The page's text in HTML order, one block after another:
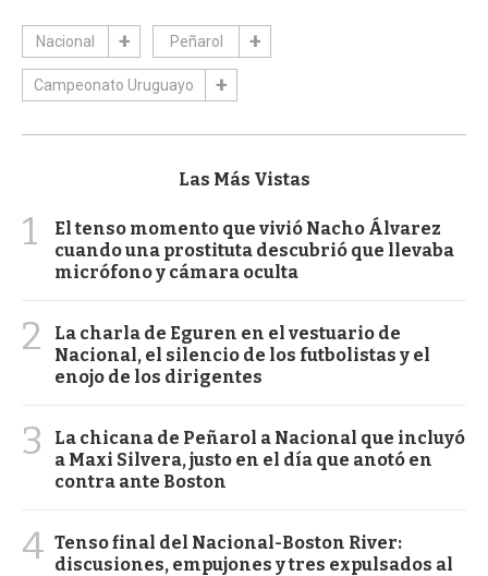
Nacional Peñarol
Campeonato Uruguayo
Las Más Vistas
1
El tenso momento que vivió Nacho Álvarez
cuando una prostituta descubrió que llevaba
micrófono y cámara oculta
2
La charla de Eguren en el vestuario de
Nacional, el silencio de los futbolistas y el
enojo de los dirigentes
3
La chicana de Peñarol a Nacional que incluyó
a Maxi Silvera, justo en el día que anotó en
contra ante Boston
4 Tenso final del Nacional-Boston River:
discusiones, empujones y tres expulsados al